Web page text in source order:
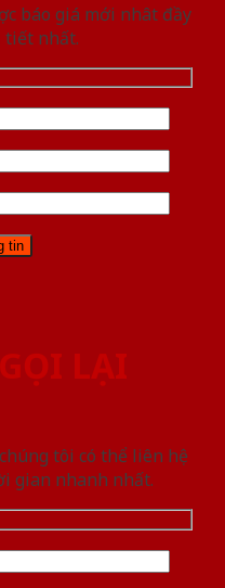
báo giá mới nhât đầy
tiết nhất.
LẠI
tôi có thể liên hệ
gian nhanh nhất.